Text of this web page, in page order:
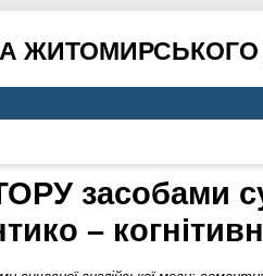
засобами
–